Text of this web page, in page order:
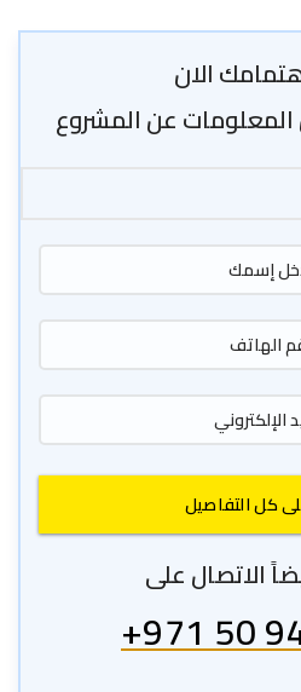
الان
عن المشروع
+971 50